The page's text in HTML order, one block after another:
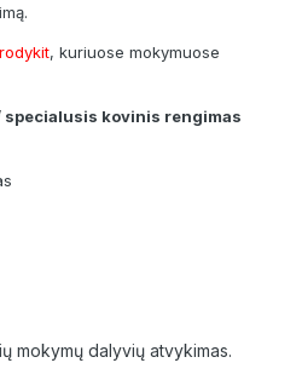
, kuriuose mokymuose
kovinis rengimas
mokymų dalyvių atvykimas.